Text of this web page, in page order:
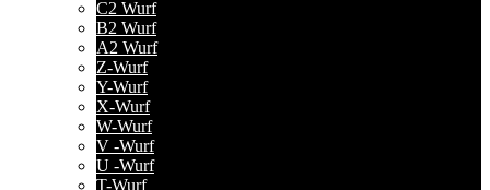
C2 Wurf
B2 Wurf
A2 Wurf
Z-Wurf
Y-Wurf
X-Wurf
W-Wurf
V -Wurf
U -Wurf
T-Wurf